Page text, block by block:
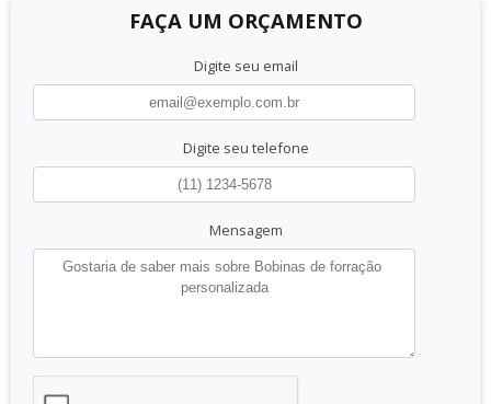
FAÇA UM ORÇAMENTO
Digite seu email
Digite seu telefone
Mensagem